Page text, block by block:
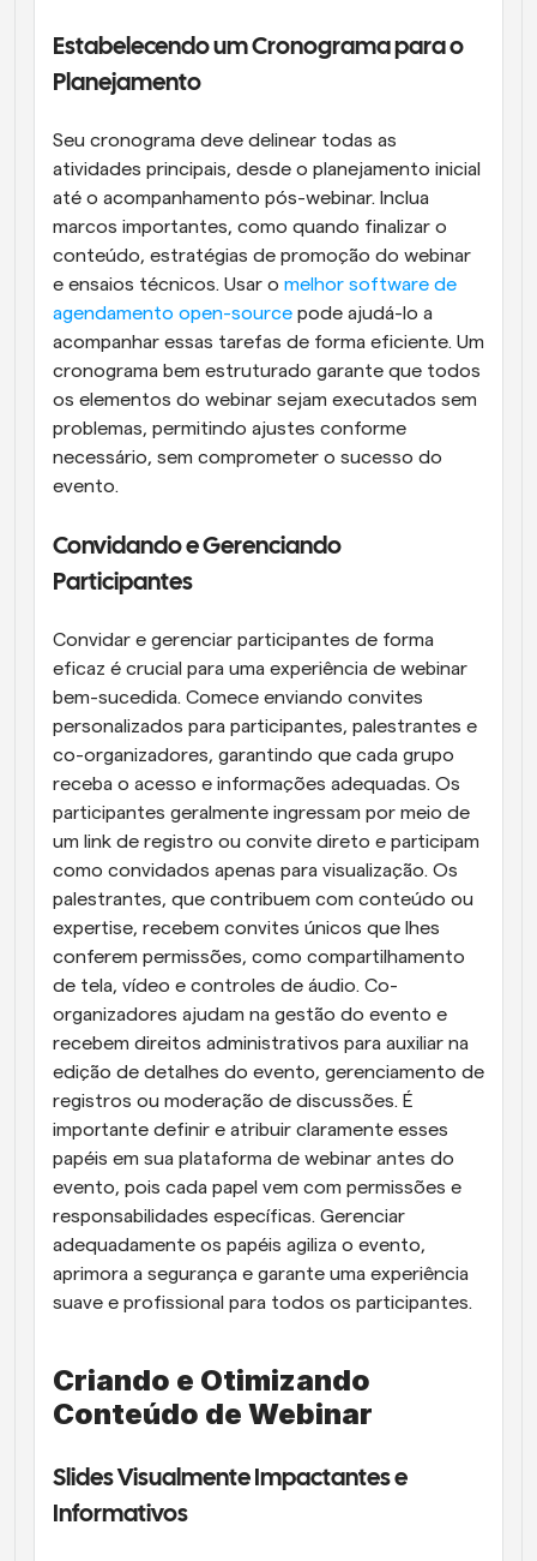
Estabelecendo um Cronograma para o
Planejamento
Seu cronograma deve delinear todas as
atividades principais, desde o planejamento inicial
até o acompanhamento pós-webinar. Inclua
marcos importantes, como quando finalizar o
conteúdo, estratégias de promoção do webinar
e ensaios técnicos. Usar o melhor software de
agendamento open-source pode ajudá-lo a
acompanhar essas tarefas de forma eficiente. Um
cronograma bem estruturado garante que todos
os elementos do webinar sejam executados sem
problemas, permitindo ajustes conforme
necessário, sem comprometer o sucesso do
evento.
Convidando e Gerenciando
Participantes
Convidar e gerenciar participantes de forma
eficaz é crucial para uma experiência de webinar
bem-sucedida. Comece enviando convites
personalizados para participantes, palestrantes e
co-organizadores, garantindo que cada grupo
receba o acesso e informações adequadas. Os
participantes geralmente ingressam por meio de
um link de registro ou convite direto e participam
como convidados apenas para visualização. Os
palestrantes, que contribuem com conteúdo ou
expertise, recebem convites únicos que lhes
conferem permissões, como compartilhamento
de tela, vídeo e controles de áudio. Co-
organizadores ajudam na gestão do evento e
recebem direitos administrativos para auxiliar na
edição de detalhes do evento, gerenciamento de
registros ou moderação de discussões. É
importante definir e atribuir claramente esses
papéis em sua plataforma de webinar antes do
evento, pois cada papel vem com permissões e
responsabilidades específicas. Gerenciar
adequadamente os papéis agiliza o evento,
aprimora a segurança e garante uma experiência
suave e profissional para todos os participantes.
Criando e Otimizando
Conteúdo de Webinar
Slides Visualmente Impactantes e
Informativos